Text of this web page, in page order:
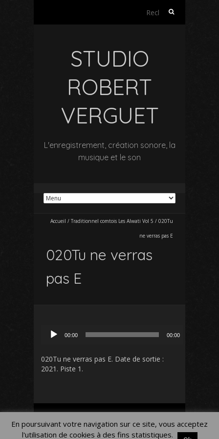
Rechercher :
STUDIO
ROBERT
VERGUET
L'enregistrement, création sonore, la
musique et le son
Accueil / Traditionnel comtois Les Alwati Vol 5 / 020Tu
ne verras pas E
020Tu ne verras
pas E
00:00 00:00
020Tu ne verras pas E. Date de sortie :
2021. Piste 1.
Mentions légales
En poursuivant votre navigation sur ce site, vous acceptez
l'utilisation de cookies à des fins statistiques.